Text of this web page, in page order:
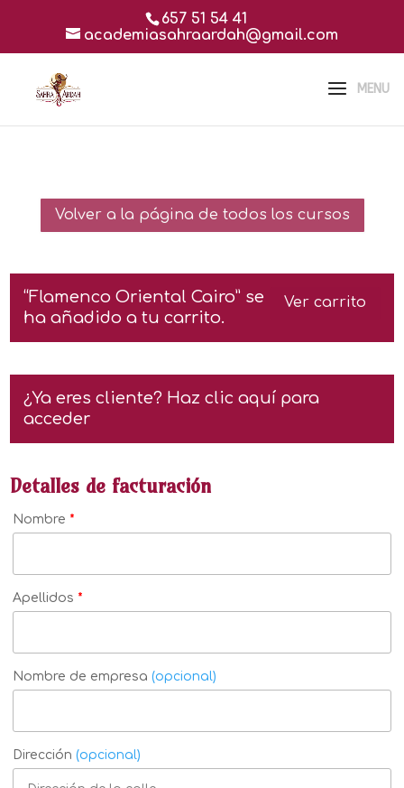
657 51 54 41
academiasahraardah@gmail.com
Volver a la página de todos los cursos
Ver carrito
“Flamenco Oriental Cairo” se
ha añadido a tu carrito.
¿Ya eres cliente? Haz clic aquí para
acceder
Detalles de facturación
Nombre *
Apellidos *
Nombre de empresa(opcional)
Dirección(opcional)